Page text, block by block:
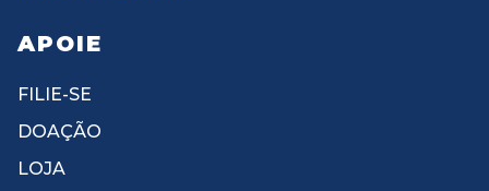
APOIE
FILIE-SE
DOAÇÃO
LOJA